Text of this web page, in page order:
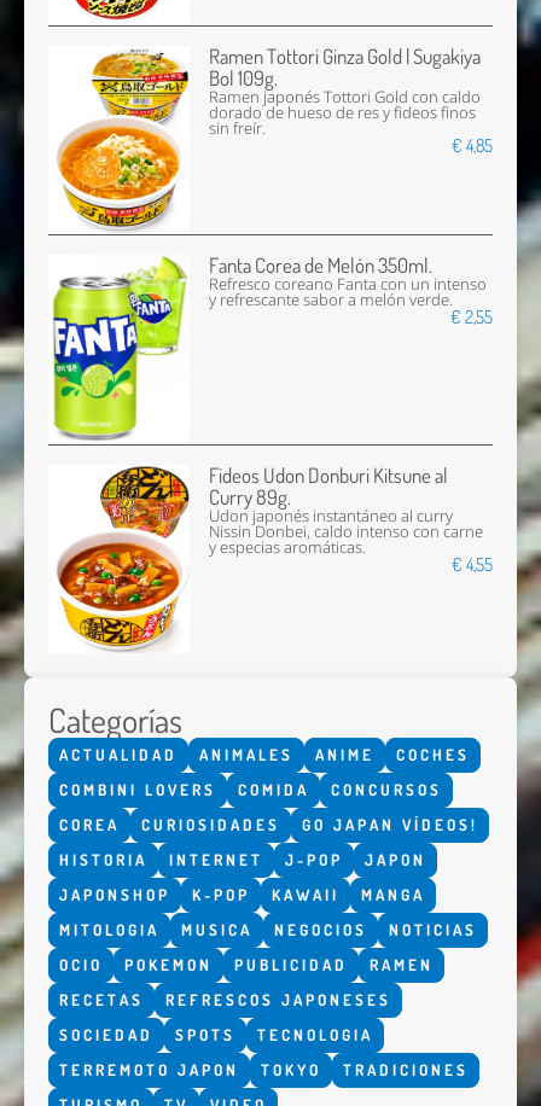
Ramen Tottori Ginza Gold | Sugakiya
Bol 109g.
Ramen japonés Tottori Gold con caldo
dorado de hueso de res y fideos finos
sin freír.
€ 4,85
Fanta Corea de Melón 350ml.
Refresco coreano Fanta con un intenso
y refrescante sabor a melón verde.
€ 2,55
Fideos Udon Donburi Kitsune al
Curry 89g.
Udon japonés instantáneo al curry
Nissin Donbei, caldo intenso con carne
y especias aromáticas.
€ 4,55
Categorías
ACTUALIDAD ANIMALES ANIME
COCHES
COMBINI LOVERS
COMIDA
CONCURSOS
COREA
CURIOSIDADES
GO JAPAN VÍDEOS!
HISTORIA
INTERNET J-POP
JAPON
JAPONSHOP
K-POP KAWAII
MANGA
MITOLOGIA
MUSICA NEGOCIOS
NOTICIAS
OCIO
POKEMON PUBLICIDAD
RAMEN
RECETAS
REFRESCOS JAPONESES
SOCIEDAD
SPOTS
TECNOLOGIA
TERREMOTO JAPON
TOKYO
TRADICIONES